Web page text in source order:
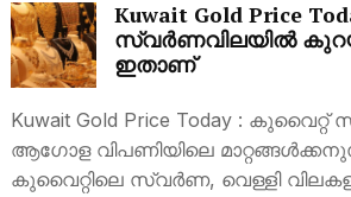
Kuwait Gold Price
സ്വർണവിലയിൽ
ഇതാണ്
Kuwait Gold Price Today : കുവൈറ്റ്
ആഗോള വിപണിയിലെ
കുവൈറ്റിലെ സ്വർണ, വെള്ളി